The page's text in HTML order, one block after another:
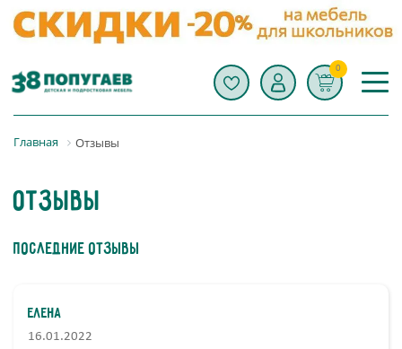
0
Главная Отзывы
Отзывы
Последние отзывы
Елена
16.01.2022